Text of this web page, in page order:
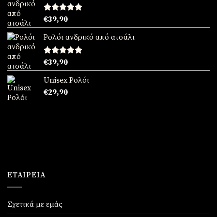
Βαθμολογήθηκε
με5.00
από 5
€39,90
Ρολόι ανδρικό από ατσάλι
Βαθμολογήθηκε
με5.00
από 5
€39,90
Unisex Ρολόι
€29,90
ΕΤΑΙΡΕΊΑ
Σχετικά με εμάς